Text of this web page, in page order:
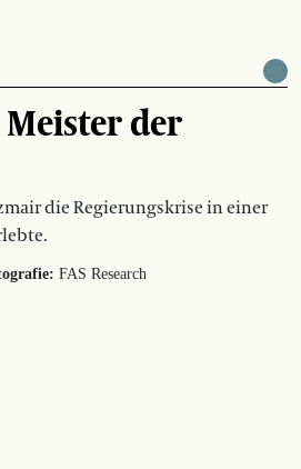
der
die Regierungskrise in einer
FAS Research